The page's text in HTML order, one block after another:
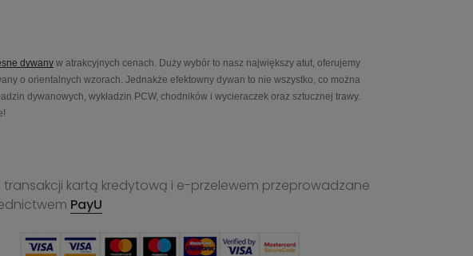
dywany w atrakcyjnych cenach. Duży wybór to nasz największy atut, oferujemy
o orientalnych wzorach. Jednakże efektowny dywan to nie wszystko, co można
dywanowych, wykładzin PCW, chodników i wycieraczek oraz sztucznej trawy.
transakcji kartą kredytową i e-przelewem przeprowadzane
PayU